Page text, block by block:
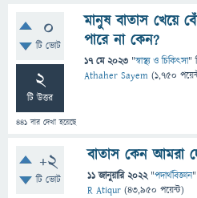
0
টি ভোট
2
টি উত্তর
441 বার দেখা হয়েছে
মানুষ বাতাস খেয়ে
পারে না কেন?
17 মে 2023 "স্বাস্থ্য ও চিকিৎসা"
Athaher Sayem (1,750
+2
টি ভোট
বাতাস কেন আমরা
11 জানুয়ারি 2022 "পদার্থবিজ্ঞান"
R Atiqur (43,950 পয়েন্ট)